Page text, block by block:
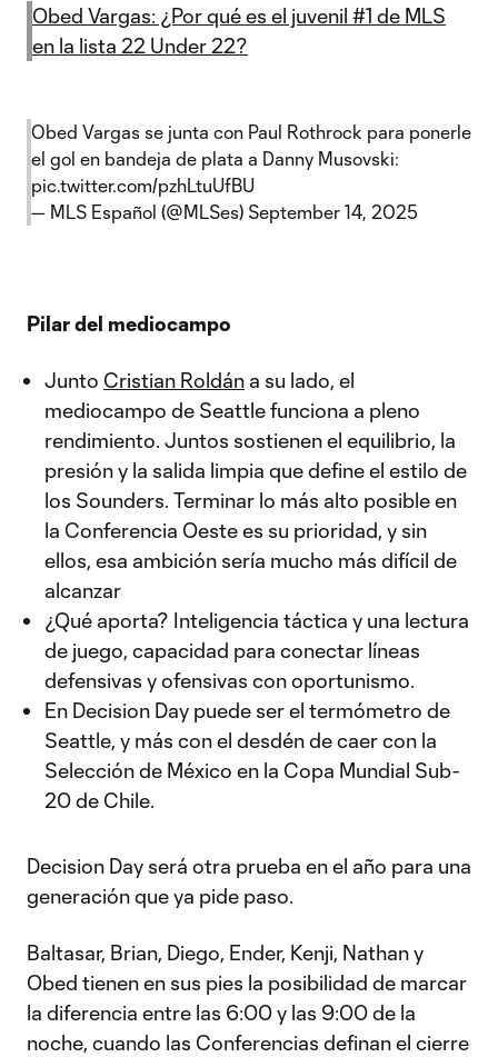
Obed Vargas: ¿Por qué es el juvenil #1 de MLS
en la lista 22 Under 22?
Obed Vargas se junta con Paul Rothrock para ponerle
el gol en bandeja de plata a Danny Musovski:
pic.twitter.com/pzhLtuUfBU
— MLS Español (@MLSes) September 14, 2025
Pilar del mediocampo
Junto Cristian Roldán a su lado, el
mediocampo de Seattle funciona a pleno
rendimiento. Juntos sostienen el equilibrio, la
presión y la salida limpia que define el estilo de
los Sounders. Terminar lo más alto posible en
la Conferencia Oeste es su prioridad, y sin
ellos, esa ambición sería mucho más difícil de
alcanzar
¿Qué aporta? Inteligencia táctica y una lectura
de juego, capacidad para conectar líneas
defensivas y ofensivas con oportunismo.
En Decision Day puede ser el termómetro de
Seattle, y más con el desdén de caer con la
Selección de México en la Copa Mundial Sub-
20 de Chile.
Decision Day será otra prueba en el año para una
generación que ya pide paso.
Baltasar, Brian, Diego, Ender, Kenji, Nathan y
Obed tienen en sus pies la posibilidad de marcar
la diferencia entre las 6:00 y las 9:00 de la
noche, cuando las Conferencias definan el cierre